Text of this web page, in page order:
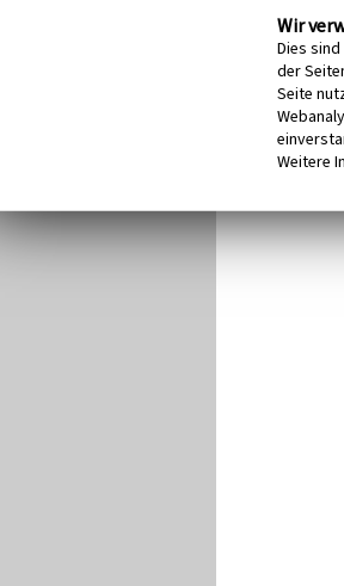
Wir
Dies
der
Seite
Weitere